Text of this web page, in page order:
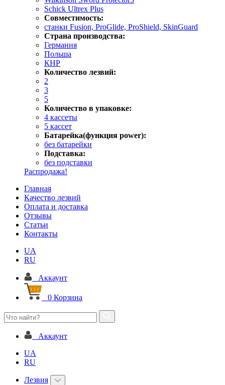
Schick Ultrex Plus
Совместимость:
станки Fusion, ProGlide, ProShield, SkinGuard
Страна производства:
Германия
Польша
КНР
Количество лезвий:
2
3
5
Количество в упаковке:
4 кассеты
5 кассет
Батарейка(функция power):
без батарейки
Подставка:
без подставки
Распродажа!
Главная
Качество лезвий
Оплата и доставка
Отзывы
Статьи
Контакты
UA
RU
Аккаунт
0 Корзина
Аккаунт
UA
RU
Лезвия